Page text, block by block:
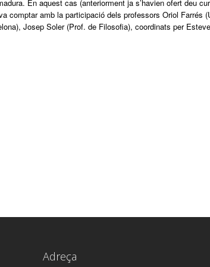
En aquest cas (anteriorment ja s’havien ofert deu
comptar amb la participació dels professors Oriol Farrés
Josep Soler (Prof. de Filosofia), coordinats per
Adreça